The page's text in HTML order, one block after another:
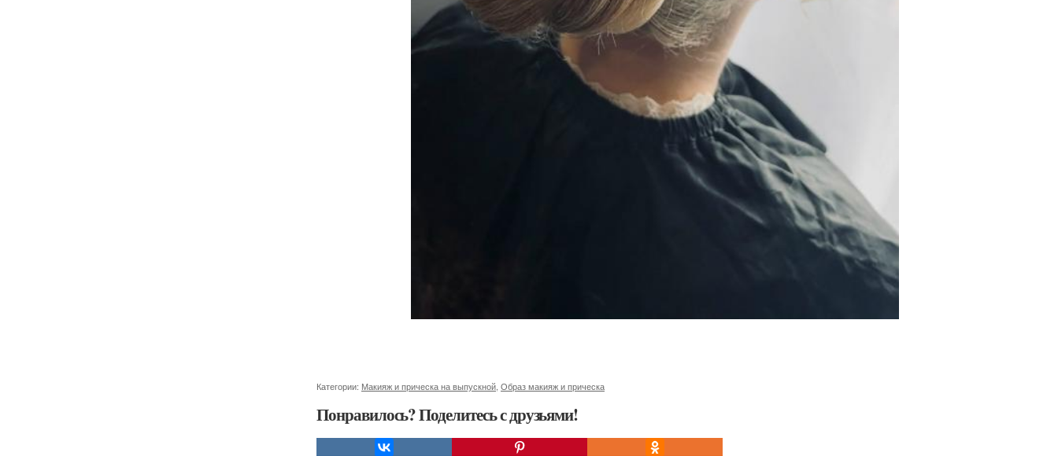
Категории: Макияж и прическа на выпускной, Образ макияж и прическа
Понравилось? Поделитесь с друзьями!